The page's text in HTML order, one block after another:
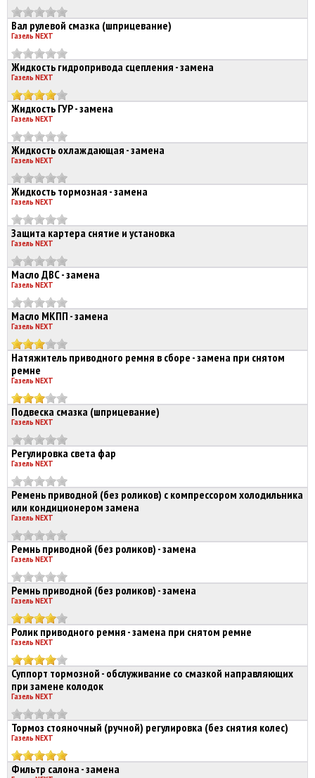
Вал рулевой смазка (шприцевание)
Газель NEXT
Жидкость гидропривода сцепления - замена
Газель NEXT
Жидкость ГУР - замена
Газель NEXT
Жидкость охлаждающая - замена
Газель NEXT
Жидкость тормозная - замена
Газель NEXT
Защита картера снятие и установка
Газель NEXT
Масло ДВС - замена
Газель NEXT
Масло МКПП - замена
Газель NEXT
Натяжитель приводного ремня в сборе - замена при снятом
ремне
Газель NEXT
Подвеска смазка (шприцевание)
Газель NEXT
Регулировка света фар
Газель NEXT
Ремень приводной (без роликов) с компрессором холодильника
или кондиционером замена
Газель NEXT
Ремнь приводной (без роликов) - замена
Газель NEXT
Ремнь приводной (без роликов) - замена
Газель NEXT
Ролик приводного ремня - замена при снятом ремне
Газель NEXT
Суппорт тормозной - обслуживание со смазкой направляющих
при замене колодок
Газель NEXT
Тормоз стояночный (ручной) регулировка (без снятия колес)
Газель NEXT
Фильтр салона - замена